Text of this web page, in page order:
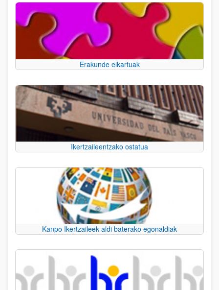
Erakunde elkartuak
Ikertzaileentzako ostatua
Kanpo Ikertzaileek aldi baterako egonaldiak